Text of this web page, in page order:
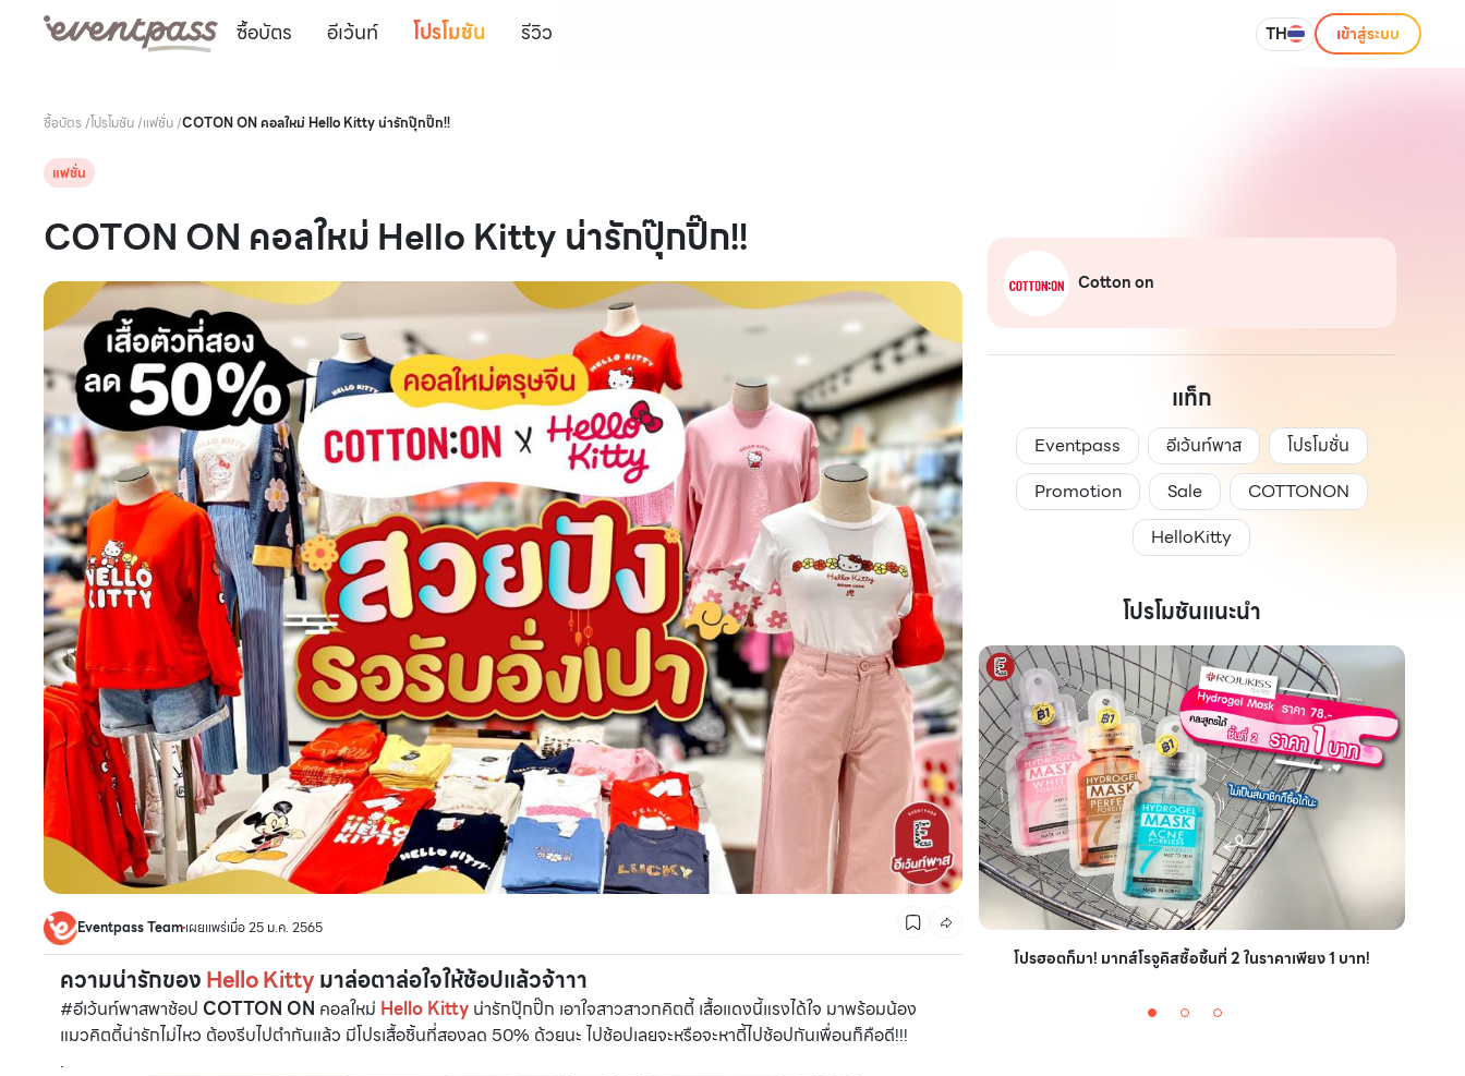
ซื้อบัตร อีเว้นท์ โปรโมชัน รีวิว TH เข้าสู่ระบบ
ซื้อบัตร /โปรโมชัน/แฟชั่น/COTON ON คอลใหม่ Hello Kitty น่ารักปุ๊กปิ๊ก!!
แฟชั่น
COTON ON คอลใหม่ Hello Kitty น่ารักปุ๊กปิ๊ก!!
Eventpass Teamเผยแพร่เมื่อ 25 ม.ค. 2565
ความน่ารักของHello Kittyมาล่อตาล่อใจให้ช้อปแล้วจ้าาา
#อีเว้นท์พาสพาช้อป COTTON ON คอลใหม่ Hello Kitty น่ารักปุ๊กปิ๊ก เอาใจสาวสาวกคิตตี้ เสื้อแดงนี้แรงได้ใจ มาพร้อมน้อง
แมวคิตตี้น่ารักไม่ไหว ต้องรีบไปตำกันแล้ว มีโปรเสื้อชิ้นที่สองลด 50% ด้วยนะ ไปช้อปเลยจะหรือจะหาตี้ไปช้อปกันเพื่อนก็คือดี!!!
.
Cotton on
แท็ก
Eventpass อีเว้นท์พาส
โปรโมชั่น
Promotion
Sale
COTTONON
HelloKitty
โปรโมชันแนะนำ
CMG SHOP SHOP รวมแบรนด์ตัวท็อป ลดสูงสุด50% โปรฮอตก็มา! มากส์โรจูคิสซื้อชิ้นที่ 2 ในราคาเพียง 1 บาท!